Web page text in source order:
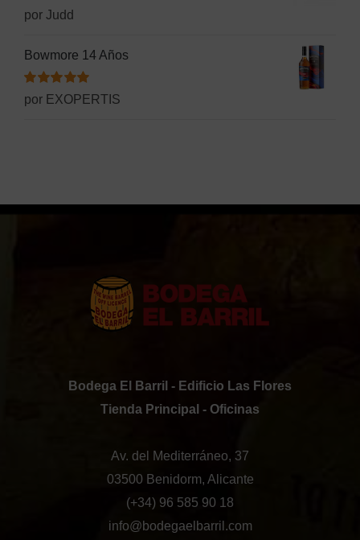
Valorado
con
por Judd
Bowmore 14 Años
Valorado
con
por EXOPERTIS
Bodega El Barril - Edificio Las Flores
Tienda Principal - Oficinas
Av. del Mediterráneo, 37
03500 Benidorm, Alicante
(+34) 96 585 90 18
info@bodegaelbarril.com